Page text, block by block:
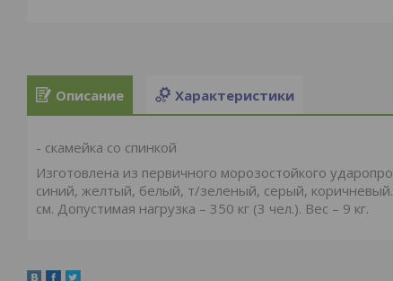
Описание Характеристики
- скамейка со спинкой
Изготовлена из первичного морозостойкого
синий, желтый, белый, т/зеленый, серый,
см. Допустимая нагрузка – 350 кг (3 чел.). Вес – 9 кг.